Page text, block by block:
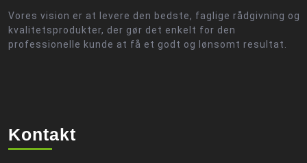
Vores vision er at levere den bedste, faglige rådgivning og
kvalitetsprodukter, der gør det enkelt for den
professionelle kunde at få et godt og lønsomt resultat.
Kontakt